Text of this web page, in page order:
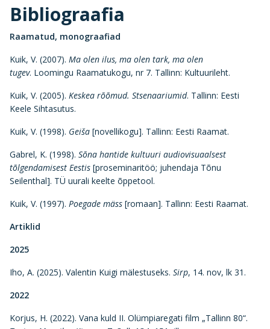
Bibliograafia
Raamatud, monograafiad
Kuik, V. (2007). Ma olen ilus, ma olen tark, ma olen
tugev. Loomingu Raamatukogu, nr 7. Tallinn: Kultuurileht.
Kuik, V. (2005). Keskea rõõmud. Stsenaariumid. Tallinn: Eesti
Keele Sihtasutus.
Kuik, V. (1998). Geiša [novellikogu]. Tallinn: Eesti Raamat.
Gabrel, K. (1998). Sõna hantide kultuuri audiovisuaalsest
tõlgendamisest Eestis [proseminaritöö; juhendaja Tõnu
Seilenthal]. TÜ uurali keelte õppetool.
Kuik, V. (1997). Poegade mäss [romaan]. Tallinn: Eesti Raamat.
Artiklid
2025
Iho, A. (2025). Valentin Kuigi mälestuseks. Sirp, 14. nov, lk 31.
2022
Korjus, H. (2022). Vana kuld II. Olümpiaregati film „Tallinn 80“.